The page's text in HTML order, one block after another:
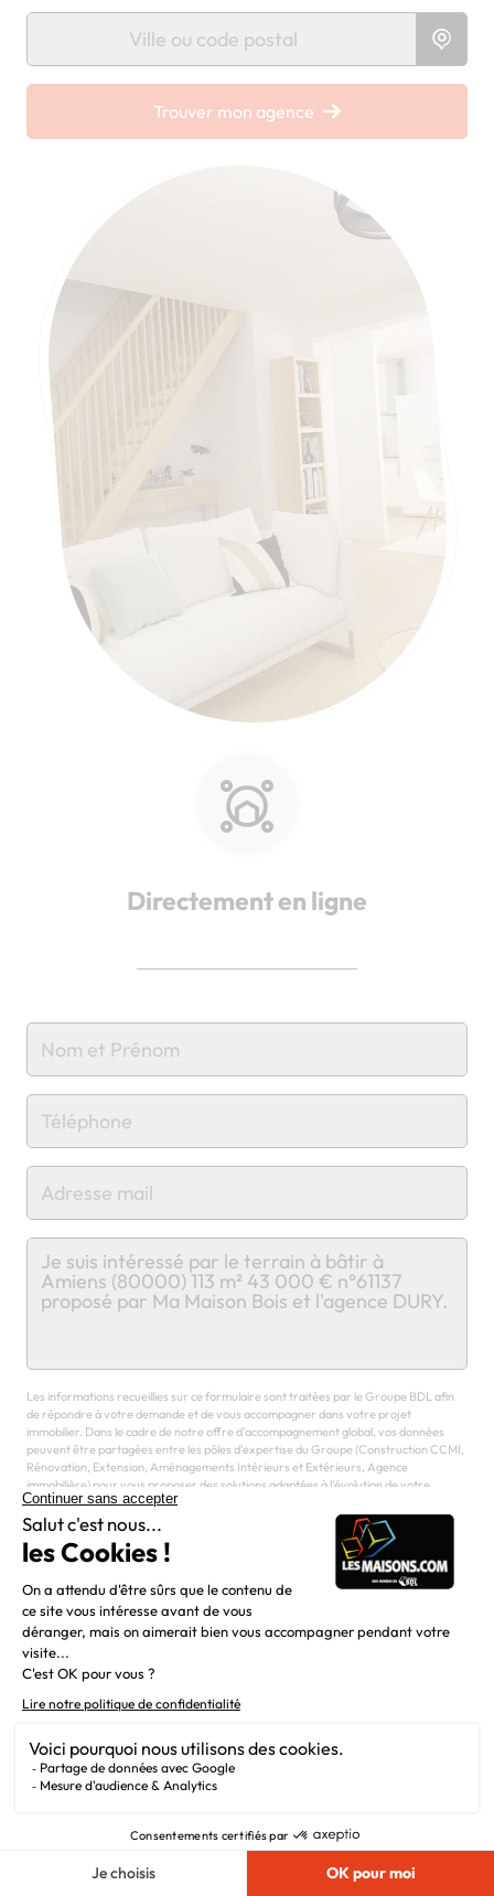
Chargement...
Trouver mon agence
Directement en ligne
Chargement...
Les informations recueillies sur ce formulaire sont traitées par le Groupe BDL afin
de répondre à votre demande et de vous accompagner dans votre projet
immobilier. Dans le cadre de notre offre d'accompagnement global, vos données
peuvent être partagées entre les pôles d'expertise du Groupe (Construction CCMI,
Rénovation, Extension, Aménagements Intérieurs et Extérieurs, Agence
immobilière) pour vous proposer des solutions adaptées à l'évolution de votre
projet. Vous disposez d'un droit d'accès, de rectification et d'effacement de vos
données ou exercer votre droit à la limitation du traitement de vos données. Vous
pouvez également
vous opposer au partage de vos informations au sein du
Groupeà des fins de prospection à tout moment. Vous pouvez exercer ces droits et
pour toute question sur le traitement de vos données, vous pouvez nous contacter
en écrivant à service communication@groupebdl.fr. Si vous estimez, après nous
avoir contactés, que vos droits « informatique et libertés » ne sont pas respectés,
vous pouvez adresser une réclamation à la Cnil. Pour en savoir plus sur la gestion de
vos données et vos droits, consultez notre Politique de Confidentialité
J'ai pris connaissance et j'accepte la
Confidentialitédu Groupe BDL.
Envoyer ma demande